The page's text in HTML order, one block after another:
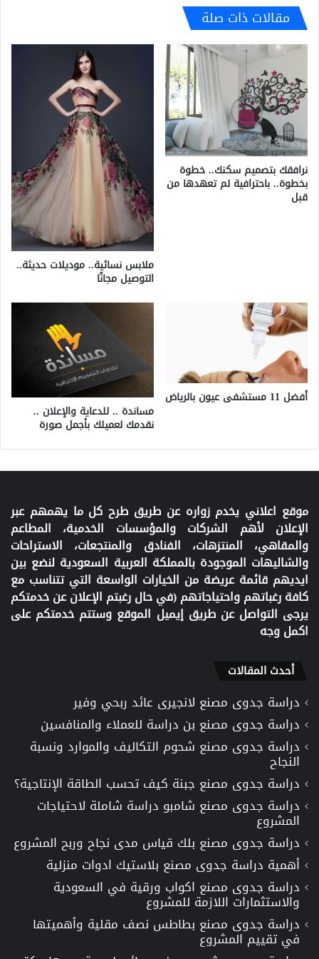
مقالات ذات صلة
نرافقك بتصميم سكنك.. خطوة
بخطوة.. باحترافية لم تعهدها من
قبل
ملابس نسائية.. موديلات حديثة..
التوصيل مجانًا
أفضل 11 مستشفى عيون بالرياض
مساندة .. للدعاية والإعلان ..
نقدمك لعميلك بأجمل صورة
موقع اعلاني يخدم زواره عن طريق طرح كل ما يهمهم عبر
الإعلان لأهم الشركات والمؤسسات الخدمية، المطاعم
والمقاهي، المنتزهات، الفنادق والمنتجعات، الاستراحات
والشاليهات الموجودة بالمملكة العربية السعودية لنضع بين
ايديهم قائمة عريضة من الخيارات الواسعة التي تتناسب مع
كافة رغباتهم واحتياجاتهم (في حال رغبتم الإعلان عن خدمتكم
يرجى التواصل عن طريق إيميل الموقع وستتم خدمتكم على
اكمل وجه
أحدث المقالات
دراسة جدوى مصنع لانجيرى عائد ربحي وفير
دراسة جدوى مصنع بن دراسة للعملاء والمنافسين
دراسة جدوى مصنع شحوم التكاليف والموارد ونسبة
النجاح
دراسة جدوى مصنع جبنة كيف تحسب الطاقة الإنتاجية؟
دراسة جدوى مصنع شامبو دراسة شاملة لاحتياجات
المشروع
دراسة جدوى مصنع بلك قياس مدى نجاح وربح المشروع
أهمية دراسة جدوى مصنع بلاستيك ادوات منزلية
دراسة جدوى مصنع اكواب ورقية في السعودية
والاستثمارات اللازمة للمشروع
دراسة جدوى مصنع بطاطس نصف مقلية وأهميتها
في تقييم المشروع